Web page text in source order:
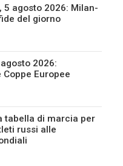
5 agosto 2026: Milan-
del giorno
2026:
Europee
tabella di marcia per
russi alle